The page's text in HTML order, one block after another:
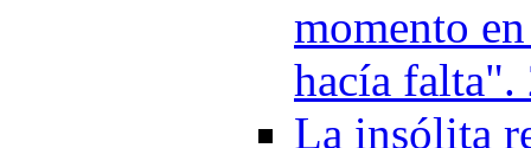
momento
hacía falta".
La insólita